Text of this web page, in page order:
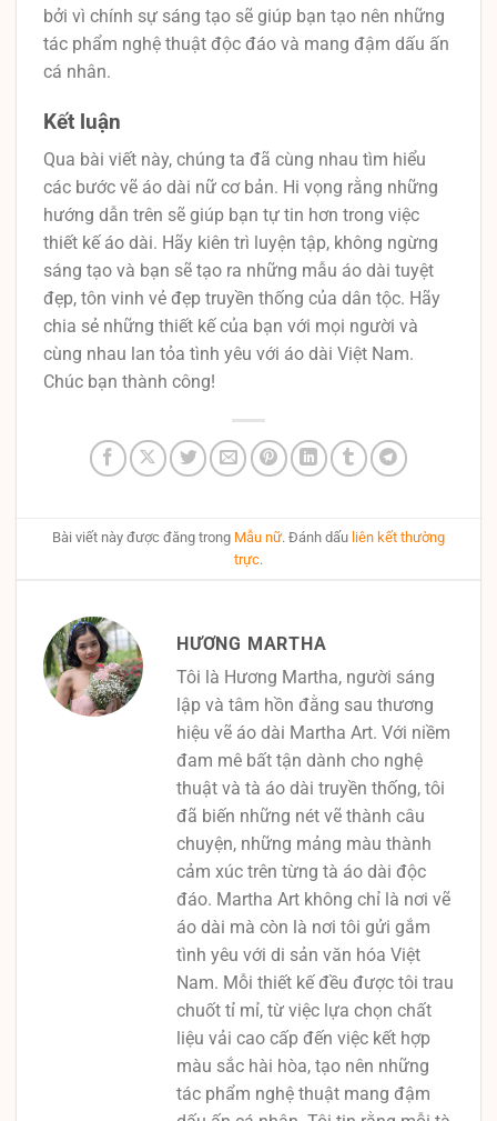
bởi vì chính sự sáng tạo sẽ giúp bạn tạo nên những
tác phẩm nghệ thuật độc đáo và mang đậm dấu ấn
cá nhân.
Kết luận
Qua bài viết này, chúng ta đã cùng nhau tìm hiểu
các bước vẽ áo dài nữ cơ bản. Hi vọng rằng những
hướng dẫn trên sẽ giúp bạn tự tin hơn trong việc
thiết kế áo dài. Hãy kiên trì luyện tập, không ngừng
sáng tạo và bạn sẽ tạo ra những mẫu áo dài tuyệt
đẹp, tôn vinh vẻ đẹp truyền thống của dân tộc. Hãy
chia sẻ những thiết kế của bạn với mọi người và
cùng nhau lan tỏa tình yêu với áo dài Việt Nam.
Chúc bạn thành công!
Bài viết này được đăng trong Mẫu nữ. Đánh dấu liên kết thường
trực.
HƯƠNG MARTHA
Tôi là Hương Martha, người sáng
lập và tâm hồn đằng sau thương
hiệu vẽ áo dài Martha Art. Với niềm
đam mê bất tận dành cho nghệ
thuật và tà áo dài truyền thống, tôi
đã biến những nét vẽ thành câu
chuyện, những mảng màu thành
cảm xúc trên từng tà áo dài độc
đáo. Martha Art không chỉ là nơi vẽ
áo dài mà còn là nơi tôi gửi gắm
tình yêu với di sản văn hóa Việt
Nam. Mỗi thiết kế đều được tôi trau
chuốt tỉ mỉ, từ việc lựa chọn chất
liệu vải cao cấp đến việc kết hợp
màu sắc hài hòa, tạo nên những
tác phẩm nghệ thuật mang đậm